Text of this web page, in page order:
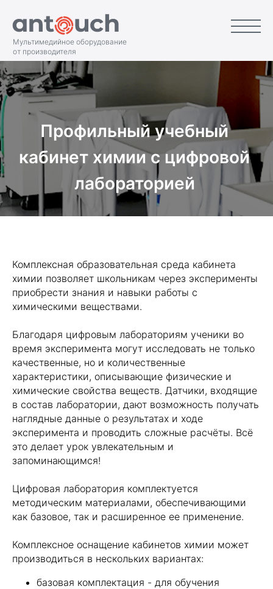
Мультимедийное оборудование
от производителя
Профильный учебный
кабинет химии с цифровой
лабораторией
Комплексная образовательная среда кабинета
химии позволяет школьникам через эксперименты
приобрести знания и навыки работы с
химическими веществами.
Благодаря цифровым лабораториям ученики во
время эксперимента могут исследовать не только
качественные, но и количественные
характеристики, описывающие физические и
химические свойства веществ. Датчики, входящие
в состав лаборатории, дают возможность получать
наглядные данные о результатах и ходе
эксперимента и проводить сложные расчёты. Всё
это делает урок увлекательным и
запоминающимся!
Цифровая лаборатория комплектуется
методическим материалами, обеспечивающими
как базовое, так и расширенное ее применение.
Комплексное оснащение кабинетов химии может
производиться в нескольких вариантах:
базовая комплектация - для обучения